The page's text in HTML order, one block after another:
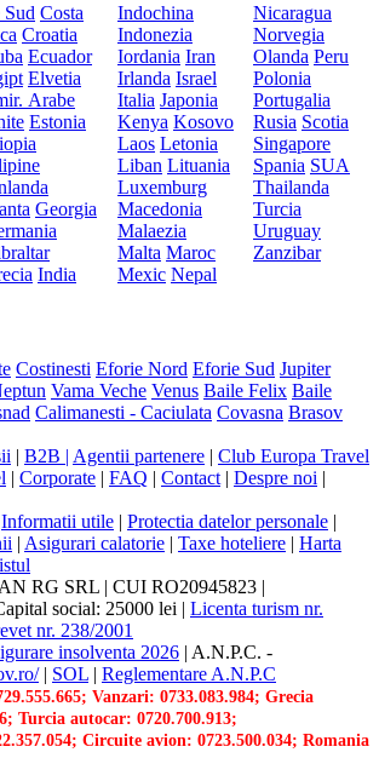
Sud Costa
Croatia
Ecuador
Elvetia
Arabe
Estonia
Georgia
India
Indochina
Indonezia
Iordania Iran
Irlanda Israel
Italia Japonia
Kenya Kosovo
Laos Letonia
Liban Lituania
Luxemburg
Macedonia
Malaezia
Malta Maroc
Mexic Nepal
Nicaragua
Norvegia
Olanda Peru
Polonia
Portugalia
Rusia Scotia
Singapore
Spania SUA
Thailanda
Turcia
Uruguay
Zanzibar
Costinesti Eforie Nord Eforie Sud Jupiter
Vama Veche Venus Baile Felix Baile
Calimanesti - Caciulata Covasna Brasov
| B2B | Agentii partenere | Club Europa Travel
| Corporate | FAQ | Contact | Despre noi |
Informatii utile | Protectia datelor personale |
| Asigurari calatorie | Taxe hoteliere | Harta
RG SRL | CUI RO20945823 |
social: 25000 lei | Licenta turism nr.
nr. 238/2001
insolventa 2026 | A.N.P.C. -
| SOL | Reglementare A.N.P.C
Vanzari: 0733.083.984; Grecia
Turcia autocar: 0720.700.913;
Circuite avion: 0723.500.034; Romania